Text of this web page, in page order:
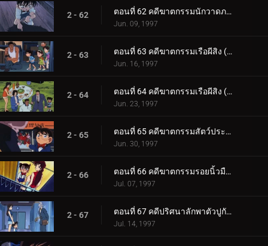
2 - 62 ตอนที่ 62 คดีฆาตกรรมนักวาดภาพ
Jun. 09, 1997
2 - 63 ตอนที่ 63 คดีฆาตกรรมเรือผีสิง (ตอนแรก)
Jun. 16, 1997
2 - 64 ตอนที่ 64 คดีฆาตกรรมเรือผีสิง (ตอนจบ)
Jun. 23, 1997
2 - 65 ตอนที่ 65 คดีฆาตกรรมสัตว์ประหลาดโกเมล่า
Jun. 30, 1997
2 - 66 ตอนที่ 66 คดีฆาตกรรมรอยนิ้วมือที่ 3
Jul. 07, 1997
2 - 67 ตอนที่ 67 คดีปริศนาลักพาตัวปูกับปลาวาฬ
Jul. 14, 1997